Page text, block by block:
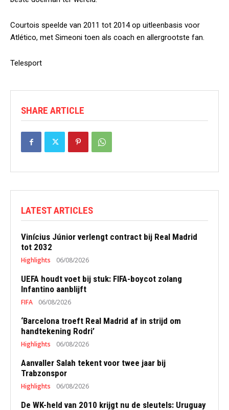
Courtois speelde van 2011 tot 2014 op uitleenbasis voor
Atlético, met Simeoni toen als coach en allergrootste fan.
Telesport
SHARE ARTICLE
LATEST ARTICLES
Vinícius Júnior verlengt contract bij Real Madrid
tot 2032
Highlights 06/08/2026
UEFA houdt voet bij stuk: FIFA-boycot zolang
Infantino aanblijft
FIFA 06/08/2026
‘Barcelona troeft Real Madrid af in strijd om
handtekening Rodri’
Highlights 06/08/2026
Aanvaller Salah tekent voor twee jaar bij
Trabzonspor
Highlights 06/08/2026
De WK-held van 2010 krijgt nu de sleutels: Uruguay